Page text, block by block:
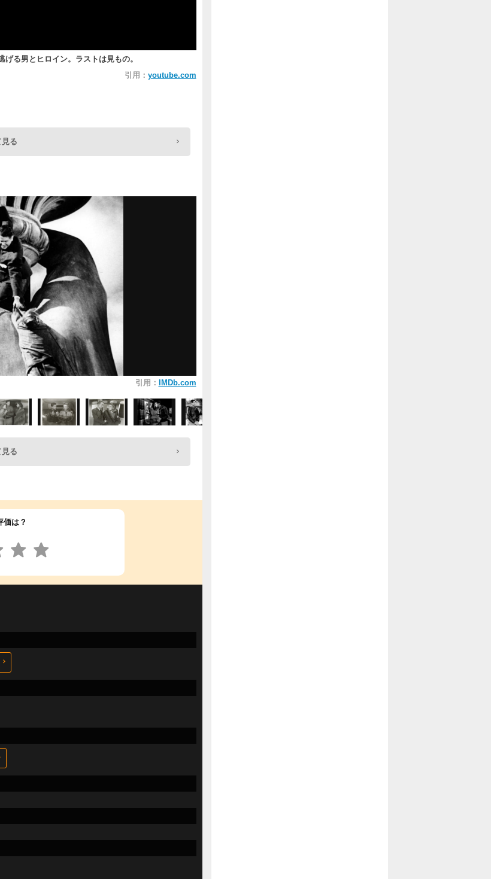
る男とヒロイン。ラストは見もの。
引用： youtube.com
る
引用： IMDb.com
る
価は？